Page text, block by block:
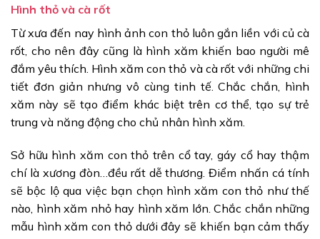
Hình thỏ và cà rốt
Từ xưa đến nay hình ảnh con thỏ luôn gắn liền với củ cà
rốt, cho nên đây cũng là hình xăm khiến bao người mê
đắm yêu thích. Hình xăm con thỏ và cà rốt với những chi
tiết đơn giản nhưng vô cùng tinh tế. Chắc chắn, hình
xăm này sẽ tạo điểm khác biệt trên cơ thể, tạo sự trẻ
trung và năng động cho chủ nhân hình xăm.
Sở hữu hình xăm con thỏ trên cổ tay, gáy cổ hay thậm
chí là xương đòn…đều rất dễ thương. Điểm nhấn cá tính
sẽ bộc lộ qua việc bạn chọn hình xăm con thỏ như thế
nào, hình xăm nhỏ hay hình xăm lớn. Chắc chắn những
mẫu hình xăm con thỏ dưới đây sẽ khiến bạn cảm thấy